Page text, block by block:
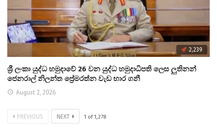
2,239
ශ්‍රී ලංකා යුද්ධ හමුදාවේ 26 වන යුද්ධ හමුදාධිපති ලෙස ලුතිනන්
ජෙනරාල් නිලන්ත ප්‍රේමරත්න වැඩ භාර ගනී
August 2, 2026
PREVIOUS NEXT 1 of 1,278